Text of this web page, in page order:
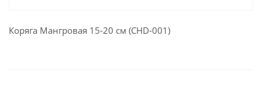
Коряга Мангровая 15-20 см (CHD-001)